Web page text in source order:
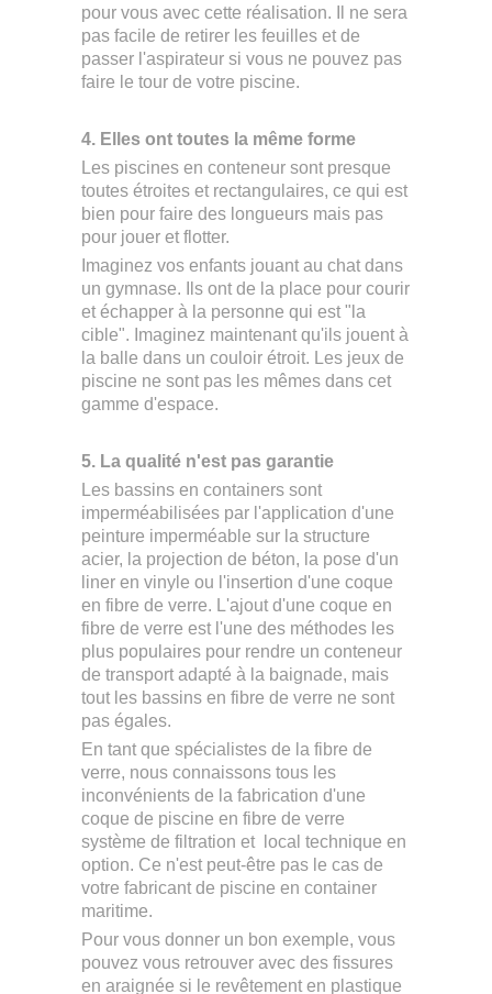
pour vous avec cette réalisation. Il ne sera
pas facile de retirer les feuilles et de
passer l'aspirateur si vous ne pouvez pas
faire le tour de votre piscine.
4. Elles ont toutes la même forme
Les piscines en conteneur sont presque
toutes étroites et rectangulaires, ce qui est
bien pour faire des longueurs mais pas
pour jouer et flotter.
Imaginez vos enfants jouant au chat dans
un gymnase. Ils ont de la place pour courir
et échapper à la personne qui est "la
cible". Imaginez maintenant qu'ils jouent à
la balle dans un couloir étroit. Les jeux de
piscine ne sont pas les mêmes dans cet
gamme d'espace.
5. La qualité n'est pas garantie
Les bassins en containers sont
imperméabilisées par l'application d'une
peinture imperméable sur la structure
acier, la projection de béton, la pose d'un
liner en vinyle ou l'insertion d'une coque
en fibre de verre. L'ajout d'une coque en
fibre de verre est l'une des méthodes les
plus populaires pour rendre un conteneur
de transport adapté à la baignade, mais
tout les bassins en fibre de verre ne sont
pas égales.
En tant que spécialistes de la fibre de
verre, nous connaissons tous les
inconvénients de la fabrication d'une
coque de piscine en fibre de verre
système de filtration et local technique en
option. Ce n'est peut-être pas le cas de
votre fabricant de piscine en container
maritime.
Pour vous donner un bon exemple, vous
pouvez vous retrouver avec des fissures
en araignée si le revêtement en plastique